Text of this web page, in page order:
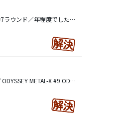
数えてみたら、自分はここ3年で20ラウンド、平均7ラウンド／年程度でした。 会社の人と行く事がほとんどで、平日休みを合わせずらい（仕事は土日休み）ので全然行けてないです。 最近、ゴルフ系YouTuberの関係でゴルフ熱が再燃し、同じ視聴者と平日にラウンドする事が出来る様になったので、今年に入ってから毎月ラウンドしています。 もし、制限が無ければ毎週行きたいですね。なので、希望は48ラウンド/年です。
Cleveland ハンティントンビーチ ブレードタイプ ODYSSEY METAL-X #9 ODYSSEY トゥーロン アトランタ 以上3本所持しています。 ブレード長が長いものや、ヘッドが大きいものは選ばないですね。小さい方が集中出来るし、大きいのは見た目で違和感あるものが多かったので。 あとは、ネック形状は大事ですね。